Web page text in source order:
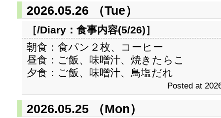
2026.05.26 （Tue）
［/Diary： 食事内容(5/26)］
朝食：食パン２枚、コーヒー
昼食：ご飯、味噌汁、焼きたらこ
夕食：ご飯、味噌汁、鳥塩だれ
Posted at
2026.05.25 （Mon）